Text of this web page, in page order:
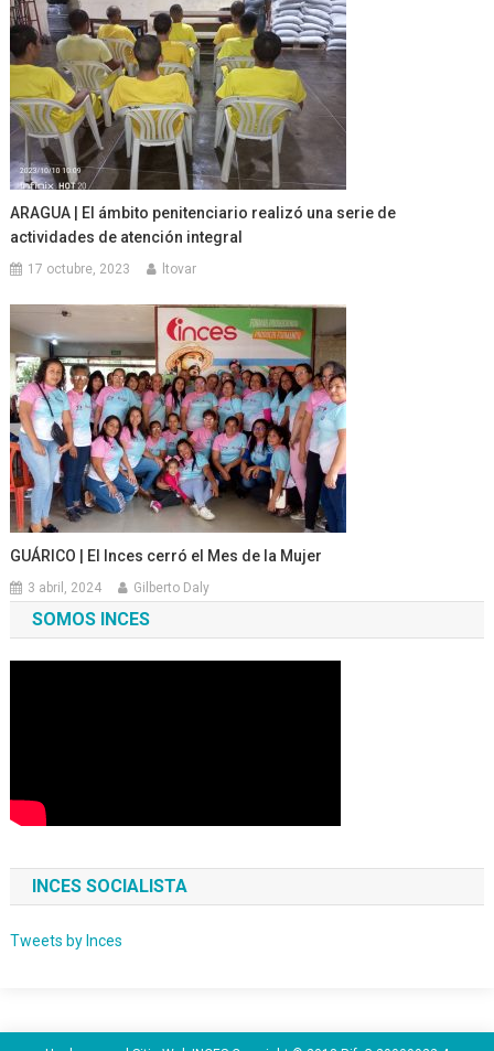
ARAGUA | El ámbito penitenciario realizó una serie de
actividades de atención integral
17 octubre, 2023 ltovar
GUÁRICO | El Inces cerró el Mes de la Mujer
3 abril, 2024 Gilberto Daly
SOMOS INCES
INCES SOCIALISTA
Tweets by Inces